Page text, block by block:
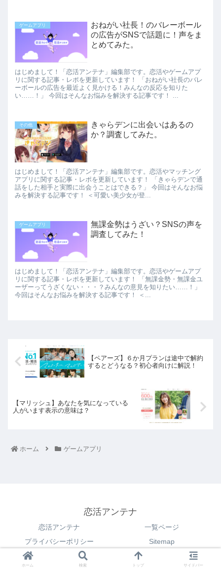
ゲームアプリ
おねがい社長！のバレーボール
の広告がSNSで話題に！声をま
とめてみた。
はじめまして！「恋活アンテナ」編集部です。恋活やゲームアプ
リに関する記事・レポを更新しています！ 「おねがい社長のバレ
ーボールの広告を最近よく見かける！みんなの反応を知りた
い……！」 今回はそんなお悩みを解決する記事です！ ...
その他
きゃらデンに出会いはあるの
か？調査してみた。
はじめまして！「恋活アンテナ」編集部です。恋活やマッチング
アプリに関する記事・レポを更新しています！ 「きゃらデンで通
話をした相手と実際に出会うことはできる？」 今回はそんなお悩
みを解決する記事です！ ＜可愛い美少女が登...
ゲームアプリ
無課金勢はうざい？SNSの声を
調査してみた！
はじめまして！「恋活アンテナ」編集部です。恋活やゲームアプ
リに関する記事・レポを更新しています！ 「無課金勢・無課金ユ
ーザーってうざくない・・・？みんなの意見を知りたい……！」
今回はそんなお悩みを解決する記事です！ ＜...
【ペアーズ】６か月プランは途中で解約
するとどうなる？初心者向けに解説！
【マリッシュ】あなたを気になっている
人がいます表示の意味は？
ホーム ゲームアプリ
恋活アンテナ
恋活アンテナ
一覧ページ
プライバシーポリシー
Sitemap
© 2021 恋活アンテナ.
ホーム 検索 トップ サイドバー